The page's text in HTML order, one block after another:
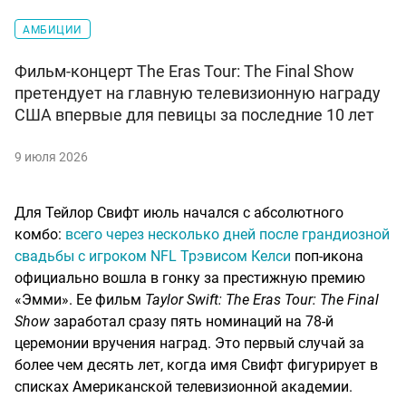
АМБИЦИИ
Фильм-концерт The Eras Tour: The Final Show
претендует на главную телевизионную награду
США впервые для певицы за последние 10 лет
9 июля 2026
Для Тейлор Свифт июль начался с абсолютного
комбо: всего через несколько дней после грандиозной
свадьбы с игроком NFL Трэвисом Келси поп-икона
официально вошла в гонку за престижную премию
«Эмми». Ее фильм Taylor Swift: The Eras Tour: The Final
Show заработал сразу пять номинаций на 78-й
церемонии вручения наград. Это первый случай за
более чем десять лет, когда имя Свифт фигурирует в
списках Американской телевизионной академии.